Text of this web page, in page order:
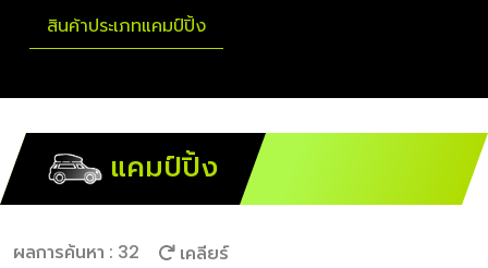
สินค้าประเภทแคมป์ปิ้ง
แคมป์ปิ้ง
ผลการค้นหา : 32 เคลียร์